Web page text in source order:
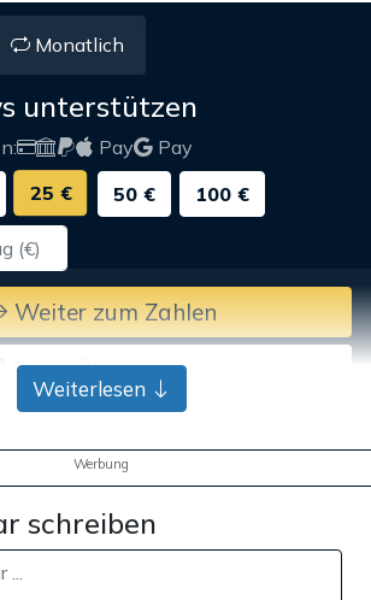
Monatlich
unterstützen
Pay
Pay
25 € 50 € 100 €
Weiter zum Zahlen
Bank-Überweisung
Weiterlesen
Werbung
schreiben